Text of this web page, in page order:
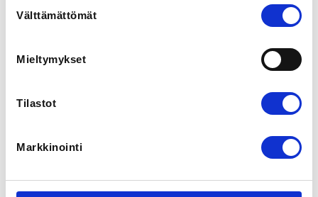
valinta
Välttämättömät
Mieltymykset
Tilastot
Markkinointi
Registration finished